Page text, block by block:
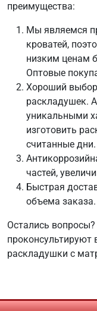
преимущества:
Мы являемся
кроватей,
низким ценам
Оптовые
Хороший
раскладушек.
уникальными
изготовить
считанные дни.
частей,
Быстрая
объема заказа.
Остались
проконсультируют
раскладушки с